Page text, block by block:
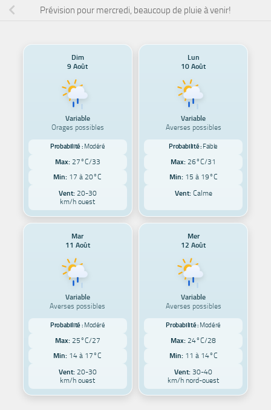
Prévision pour mercredi, beaucoup de pluie à venir!
Dim
9 Août
Variable
Orages possibles
Probabilité : Modéré
Max: 27°C/33
Min: 17 à 20°C
Vent:20-30
km/h ouest
Lun
10 Août
Variable
Averses possibles
Probabilité : Faible
Max: 26°C/31
Min: 15 à 19°C
Vent:Calme
Mar
11 Août
Variable
Averses possibles
Probabilité : Modéré
Max: 25°C/27
Min: 14 à 17°C
Vent:20-30
km/h ouest
Mer
12 Août
Variable
Averses possibles
Probabilité : Modéré
Max: 24°C/28
Min: 11 à 14°C
Vent: 30-40
km/h nord-ouest